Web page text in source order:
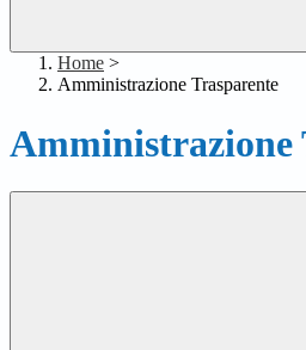
Home >
Amministrazione Trasparente
Amministrazione